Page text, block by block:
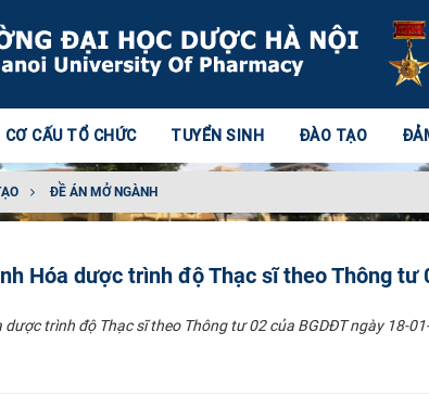
CƠ CẤU TỔ CHỨC TUYỂN SINH ĐÀO TẠO
ĐỀ ÁN MỞ NGÀNH
Hóa dược trình độ Thạc sĩ theo Thông tư
dược trình độ Thạc sĩ theo Thông tư 02 của BGDĐT ngày 18-